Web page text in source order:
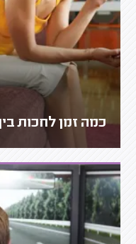
כמה זמן לחכות